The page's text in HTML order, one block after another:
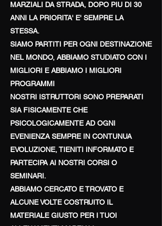
MARZIALI DA STRADA, DOPO PIU DI 30
ANNI LA PRIORITA' E' SEMPRE LA
STESSA.
SIAMO PARTITI PER OGNI DESTINAZIONE
NEL MONDO, ABBIAMO STUDIATO CON I
MIGLIORI E ABBIAMO I MIGLIORI
PROGRAMMI
NOSTRI ISTRUTTORI SONO PREPARATI
SIA FISICAMENTE CHE
PSICOLOGICAMENTE AD OGNI
EVENIENZA SEMPRE IN CONTUNUA
EVOLUZIONE, TIENITI INFORMATO E
PARTECIPA AI NOSTRI CORSI O
SEMINARI.
ABBIAMO CERCATO E TROVATO E
ALCUNE VOLTE COSTRUITO IL
MATERIALE GIUSTO PER I TUOI